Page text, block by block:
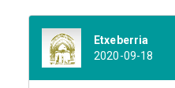
Etxeberria
2020-09-18